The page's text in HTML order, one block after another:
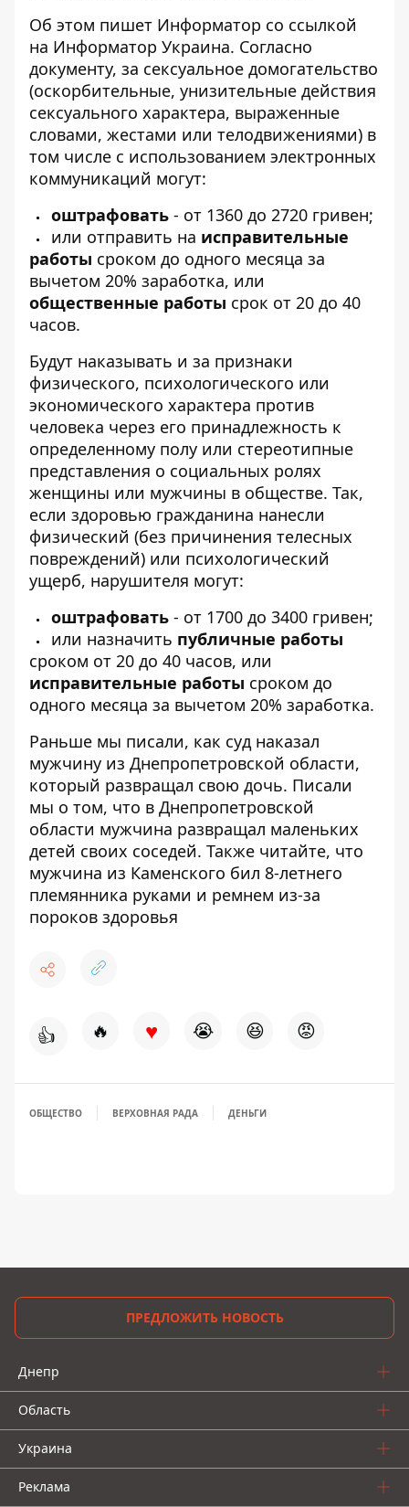
Об этом пишет Информатор со ссылкой
на Информатор Украина. Согласно
документу, за сексуальное домогательство
(оскорбительные, унизительные действия
сексуального характера, выраженные
словами, жестами или телодвижениями) в
том числе с использованием электронных
коммуникаций могут:
оштрафовать - от 1360 до 2720 гривен;
или отправить на исправительные
работы сроком до одного месяца за
вычетом 20% заработка, или
общественные работы срок от 20 до 40
часов.
Будут наказывать и за признаки
физического, психологического или
экономического характера против
человека через его принадлежность к
определенному полу или стереотипные
представления о социальных ролях
женщины или мужчины в обществе. Так,
если здоровью гражданина нанесли
физический (без причинения телесных
повреждений) или психологический
ущерб, нарушителя могут:
оштрафовать - от 1700 до 3400 гривен;
или назначить публичные работы
сроком от 20 до 40 часов, или
исправительные работы сроком до
одного месяца за вычетом 20% заработка.
Раньше мы писали, как суд наказал
мужчину из Днепропетровской области,
который развращал свою дочь. Писали
мы о том, что в Днепропетровской
области мужчина развращал маленьких
детей своих соседей. Также читайте, что
мужчина из Каменского бил 8-летнего
племянника руками и ремнем из-за
пороков здоровья
👍 🔥 ♥ 😭 😆 😡
ОБЩЕСТВО ВЕРХОВНАЯ РАДА ДЕНЬГИ
ПРЕДЛОЖИТЬ НОВОСТЬ
Днепр
Область
Украина
Реклама